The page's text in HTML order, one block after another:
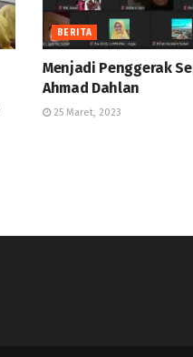
BERITA
Menjadi Penggerak
Ahmad Dahlan
25 Maret, 2023